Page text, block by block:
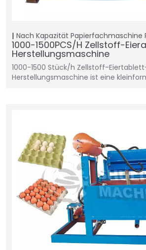
Nach Kapazität Papierfachmaschine
1000-1500PCS/H Zellstoff-
Herstellungsmaschine
1000-1500 Stück/h Zellstoff-
Herstellungsmaschine ist eine